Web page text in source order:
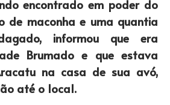
encontrado em poder do
de maconha e uma quantia
informou que era
Brumado e que estava
na casa de sua avó,
até o local.